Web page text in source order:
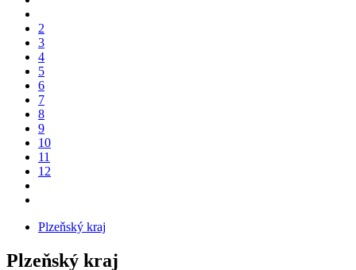
2
3
4
5
6
7
8
9
10
11
12
Plzeňský kraj
Plzeňský kraj